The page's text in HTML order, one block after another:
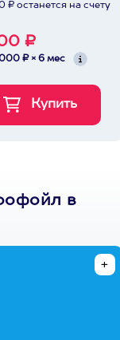
₽ останется на счету
₽
₽ × 6 мес
в